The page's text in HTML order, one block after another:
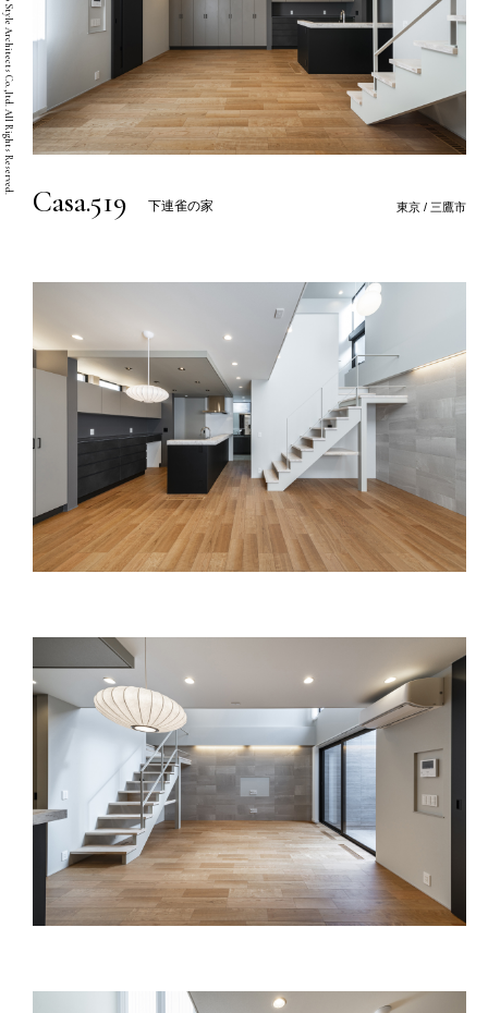
Copyright © Two Style Architects Co.,ltd. All Rights Reserved.
Casa.519 下連雀の家 東京 / 三鷹市